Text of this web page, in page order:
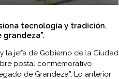
tecnología y tradición.
y la jefa de Gobierno de la Ciudad
postal conmemorativo
de Grandeza”. Lo anterior